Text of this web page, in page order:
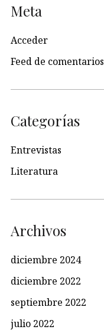
Meta
Acceder
Feed de comentarios
Categorías
Entrevistas
Literatura
Archivos
diciembre 2024
diciembre 2022
septiembre 2022
julio 2022